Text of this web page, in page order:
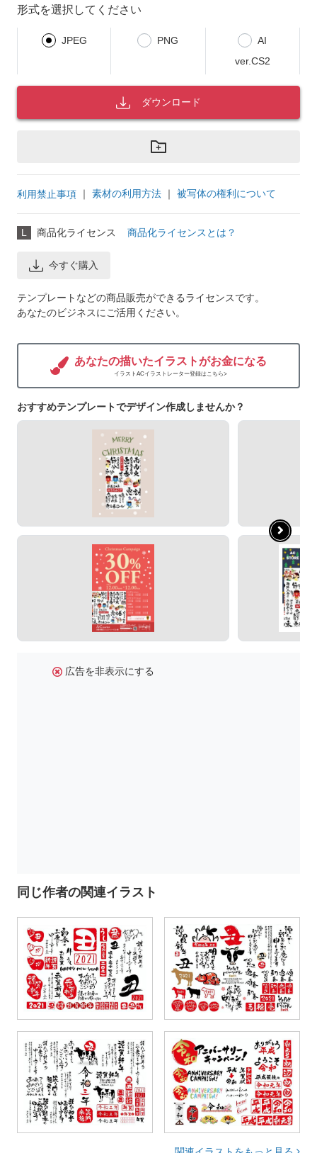
形式を選択してください
JPEG PNG
AI
ver.CS2
ダウンロード
利用禁止事項 ｜ 素材の利用方法 ｜ 被写体の権利について
L 商品化ライセンス 商品化ライセンスとは？
今すぐ購入
テンプレートなどの商品販売ができるライセンスです。
あなたのビジネスにご活用ください。
あなたの描いたイラストがお金になる
イラストACイラストレーター登録はこちら>
おすすめテンプレートでデザイン作成しませんか？
広告を非表示にする
同じ作者の関連イラスト